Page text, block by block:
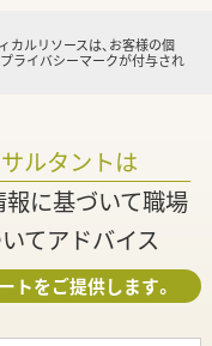
カルリソースは、お客様の個
ライバシーマークが付与され
ルタントは
報に基づいて職場
てアドバイス
トをご提供します。